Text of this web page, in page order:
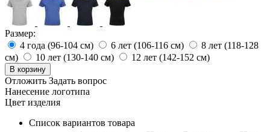
Размер:
4 года (96-104 см)
6 лет (106-116 см)
8 лет (118-128
см)
10 лет (130-140 см) 12 лет (142-152 см)
В корзину
Отложить Задать вопрос
Нанесение логотипа
Цвет изделия
Список вариантов товара